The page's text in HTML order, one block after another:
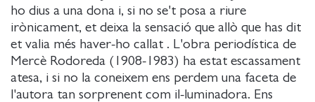
ho dius a una dona i, si no se't posa a riure
irònicament, et deixa la sensació que allò que has dit
et valia més haver-ho callat . L'obra periodística de
Mercè Rodoreda (1908-1983) ha estat escassament
atesa, i si no la coneixem ens perdem una faceta de
l'autora tan sorprenent com il-luminadora. Ens